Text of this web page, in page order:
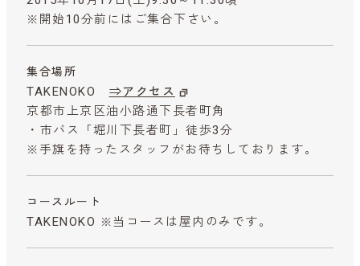
※開始10分前にはご集合下さい。
集合場所
TAKENOKO ⇒アクセス
京都市上京区油小路通下長者町角
・市バス「堀川下長者町」徒歩3分
※手旗を持ったスタッフがお待ちしております。
コースルート
TAKENOKO ※当コースは屋内のみです。